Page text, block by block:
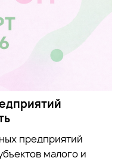
предприятий
малого и